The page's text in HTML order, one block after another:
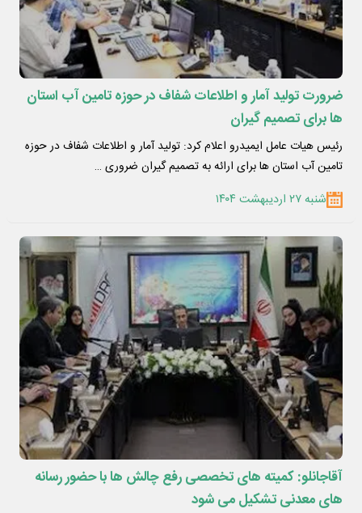
ضرورت تولید آمار و اطلاعات شفاف در حوزه تامین آب استان
ها برای تصمیم گیران
رئیس هیات عامل ایمیدرو اعلام کرد: تولید آمار و اطلاعات شفاف در حوزه
تامین آب استان ها برای ارائه به تصمیم گیران ضروری …
شنبه ۲۷ اردیبهشت ۱۴۰۴
آقاجانلو: کمیته های تخصصی رفع چالش ها با حضور رسانه
های معدنی تشکیل می شود